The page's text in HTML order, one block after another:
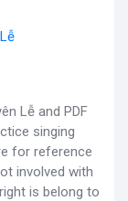
Lễ and PDF
singing
for reference
involved with
is belong to